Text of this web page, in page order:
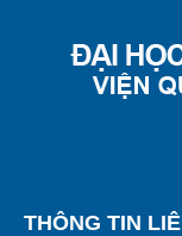
THÔNG TIN